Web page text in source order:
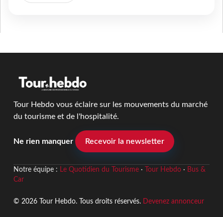
Tour Hebdo vous éclaire sur les mouvements du marché
du tourisme et de l'hospitalité.
Ne rien manquer Recevoir la newsletter
Notre équipe : Le Quotidien du Tourisme· Tour Hebdo· Bus &
Car
© 2026 Tour Hebdo. Tous droits réservés. Devenez annonceur